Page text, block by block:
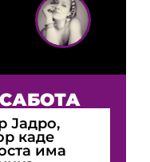
Јадро,
каде
има